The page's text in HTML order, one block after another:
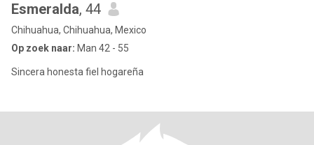
Esmeralda, 44
Chihuahua, Chihuahua, Mexico
Op zoek naar: Man 42 - 55
Sincera honesta fiel hogareña